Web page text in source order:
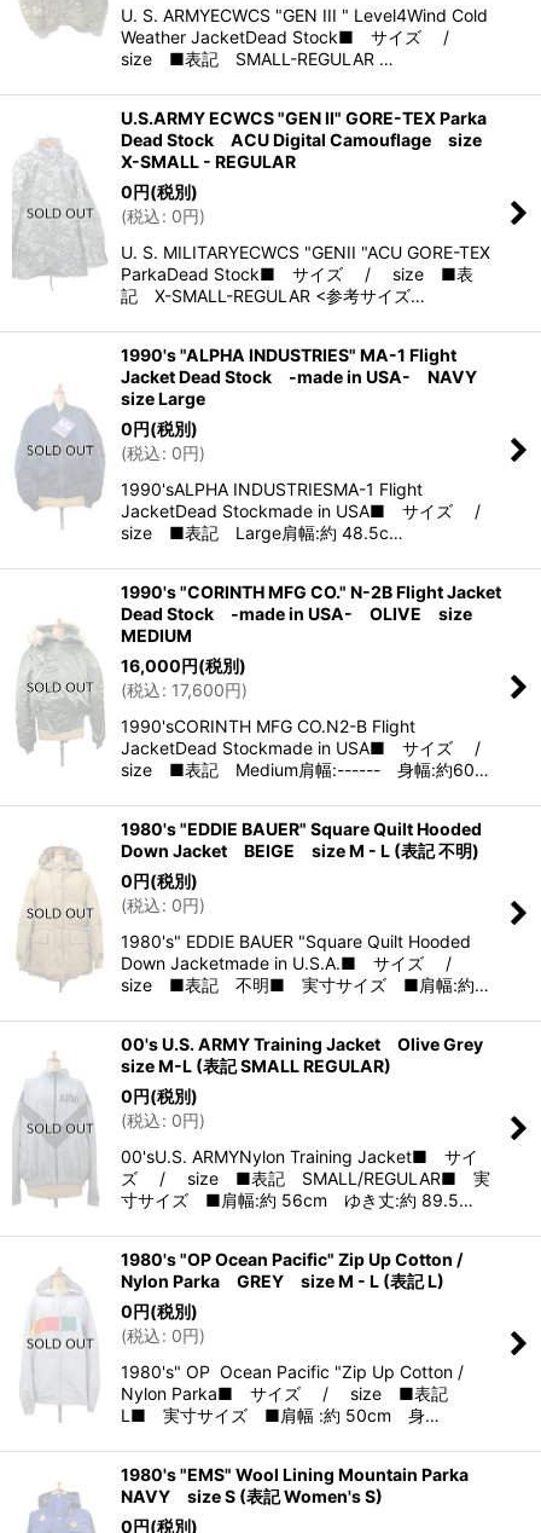
U. S. ARMYECWCS "GEN III " Level4Wind Cold
Weather JacketDead Stock■ サイズ /
size ■表記 SMALL-REGULAR …
U.S.ARMY ECWCS "GEN II" GORE-TEX Parka
Dead Stock ACU Digital Camouflage size
X-SMALL - REGULAR
0円(税別)
(税込: 0円)
U. S. MILITARYECWCS "GENII "ACU GORE-TEX
ParkaDead Stock■ サイズ / size ■表
記 X-SMALL-REGULAR <参考サイズ…
1990's "ALPHA INDUSTRIES" MA-1 Flight
Jacket Dead Stock -made in USA- NAVY
size Large
0円(税別)
(税込: 0円)
1990'sALPHA INDUSTRIESMA-1 Flight
JacketDead Stockmade in USA■ サイズ /
size ■表記 Large肩幅:約 48.5c…
1990's "CORINTH MFG CO." N-2B Flight Jacket
Dead Stock -made in USA- OLIVE size
MEDIUM
16,000円(税別)
(税込: 17,600円)
1990'sCORINTH MFG CO.N2-B Flight
JacketDead Stockmade in USA■ サイズ /
size ■表記 Medium肩幅:------ 身幅:約60…
1980's "EDDIE BAUER" Square Quilt Hooded
Down Jacket BEIGE size M - L (表記 不明)
0円(税別)
(税込: 0円)
1980's" EDDIE BAUER "Square Quilt Hooded
Down Jacketmade in U.S.A.■ サイズ /
size ■表記 不明■ 実寸サイズ ■肩幅:約…
00's U.S. ARMY Training Jacket Olive Grey
size M-L (表記 SMALL REGULAR)
0円(税別)
(税込: 0円)
00'sU.S. ARMYNylon Training Jacket■ サイ
ズ / size ■表記 SMALL/REGULAR■ 実
寸サイズ ■肩幅:約 56cm ゆき丈:約 89.5…
1980's "OP Ocean Pacific" Zip Up Cotton /
Nylon Parka GREY size M - L (表記 L)
0円(税別)
(税込: 0円)
1980's" OP Ocean Pacific "Zip Up Cotton /
Nylon Parka■ サイズ / size ■表記
L■ 実寸サイズ ■肩幅 :約 50cm 身…
1980's "EMS" Wool Lining Mountain Parka
NAVY size S (表記 Women's S)
0円(税別)